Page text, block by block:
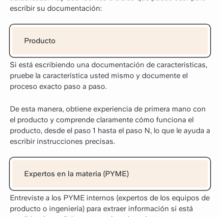
escribir su documentación:
Producto
Si está escribiendo una documentación de características,
pruebe la característica usted mismo y documente el
proceso exacto paso a paso.
De esta manera, obtiene experiencia de primera mano con
el producto y comprende claramente cómo funciona el
producto, desde el paso 1 hasta el paso N, lo que le ayuda a
escribir instrucciones precisas.
Expertos en la materia (PYME)
Entreviste a los PYME internos (expertos de los equipos de
producto o ingeniería) para extraer información si está